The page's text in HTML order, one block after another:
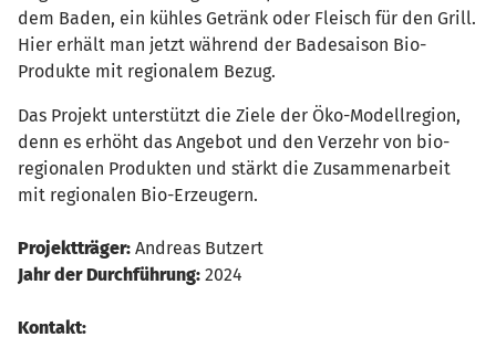
dem Baden, ein kühles Getränk oder Fleisch für den Grill.
Hier erhält man jetzt während der Badesaison Bio-
Produkte mit regionalem Bezug.
Das Projekt unterstützt die Ziele der Öko-Modellregion,
denn es erhöht das Angebot und den Verzehr von bio-
regionalen Produkten und stärkt die Zusammenarbeit
mit regionalen Bio-Erzeugern.
Projektträger: Andreas Butzert
Jahr der Durchführung: 2024
Kontakt: